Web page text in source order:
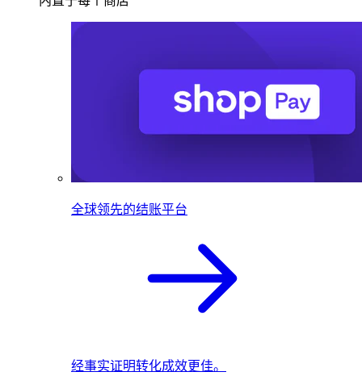
全球领先的结账平台
经事实证明转化成效更佳。